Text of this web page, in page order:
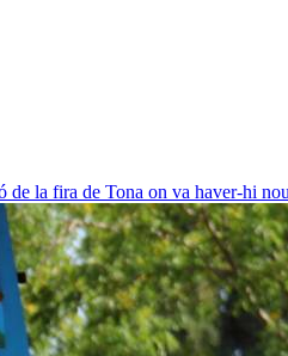
de la fira de Tona on va haver-hi